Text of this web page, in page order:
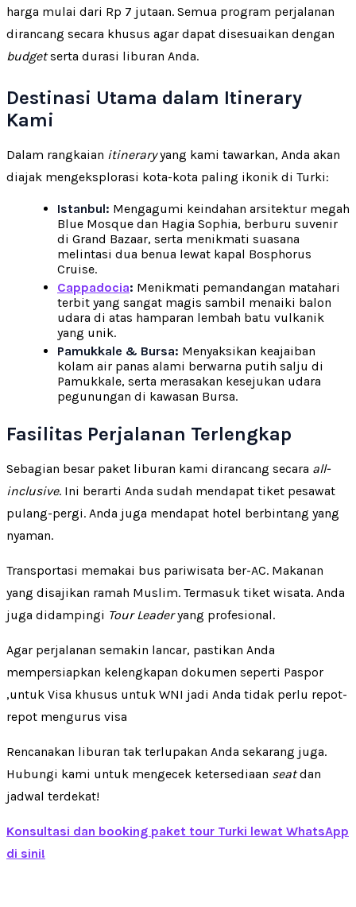
harga mulai dari Rp 7 jutaan. Semua program perjalanan
dirancang secara khusus agar dapat disesuaikan dengan
budgetserta durasi liburan Anda.
Destinasi Utama dalam Itinerary
Kami
Dalam rangkaian itineraryyang kami tawarkan, Anda akan
diajak mengeksplorasi kota-kota paling ikonik di Turki:
Istanbul: Mengagumi keindahan arsitektur megah
Blue Mosque dan Hagia Sophia, berburu suvenir
di Grand Bazaar, serta menikmati suasana
melintasi dua benua lewat kapal Bosphorus
Cruise.
Cappadocia: Menikmati pemandangan matahari
terbit yang sangat magis sambil menaiki balon
udara di atas hamparan lembah batu vulkanik
yang unik.
Pamukkale & Bursa: Menyaksikan keajaiban
kolam air panas alami berwarna putih salju di
Pamukkale, serta merasakan kesejukan udara
pegunungan di kawasan Bursa.
Fasilitas Perjalanan Terlengkap
Sebagian besar paket liburan kami dirancang secara all-
inclusive. Ini berarti Anda sudah mendapat tiket pesawat
pulang-pergi. Anda juga mendapat hotel berbintang yang
nyaman.
Transportasi memakai bus pariwisata ber-AC. Makanan
yang disajikan ramah Muslim. Termasuk tiket wisata. Anda
juga didampingi Tour Leaderyang profesional.
Agar perjalanan semakin lancar, pastikan Anda
mempersiapkan kelengkapan dokumen seperti Paspor
,untuk Visa khusus untuk WNI jadi Anda tidak perlu repot-
repot mengurus visa
Rencanakan liburan tak terlupakan Anda sekarang juga.
Hubungi kami untuk mengecek ketersediaan seatdan
jadwal terdekat!
Konsultasi dan booking paket tour Turki lewat WhatsApp
di sini!